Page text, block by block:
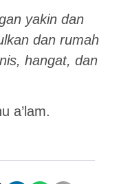
yakin dan
dan rumah
hangat, dan
a’lam.